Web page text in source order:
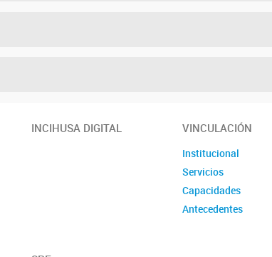
INCIHUSA DIGITAL VINCULACIÓN
Institucional
Servicios
Capacidades
Antecedentes